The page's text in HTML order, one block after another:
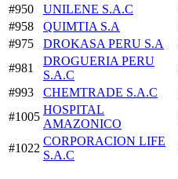
#950
UNILENE S.A.C
#958
QUIMTIA S.A
#975
DROKASA PERU S.A
#981
DROGUERIA PERU
S.A.C
#993
CHEMTRADE S.A.C
#1005
HOSPITAL
AMAZONICO
#1022
CORPORACION LIFE
S.A.C